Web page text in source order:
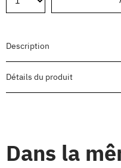
Description
Détails du produit
Dans la